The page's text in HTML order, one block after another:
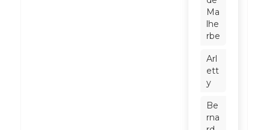
Ma
lhe
rbe
Arl
ett
y
Be
rna